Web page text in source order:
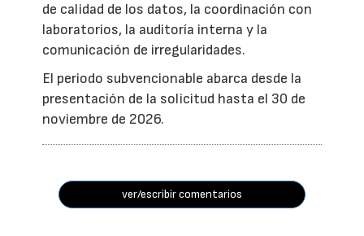
de calidad de los datos, la coordinación con
laboratorios, la auditoría interna y la
comunicación de irregularidades.
El periodo subvencionable abarca desde la
presentación de la solicitud hasta el 30 de
noviembre de 2026.
ver/escribir comentarios